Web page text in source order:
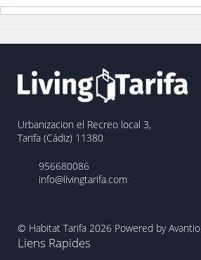
Urbanizacion el Recreo local 3,
Tarifa (Cádiz) 11380
956680086
info@livingtarifa.com
© Habitat Tarifa 2026 Powered by Avantio
Liens Rapides